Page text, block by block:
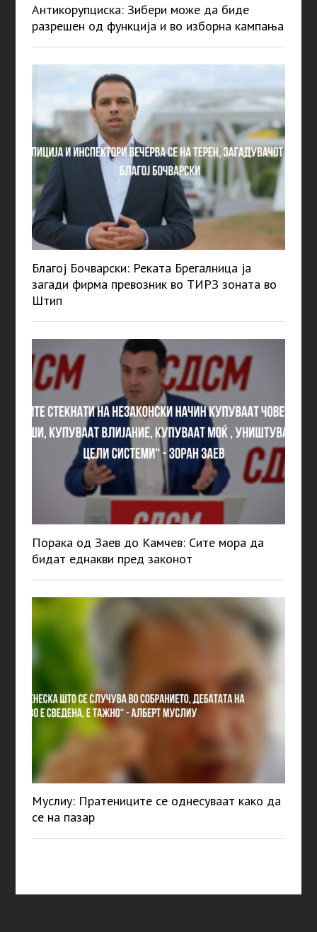
Антикорупциска: Зибери може да биде
разрешен од функција и во изборна кампања
Благој Бочварски: Реката Брегалница ја
загади фирма превозник во ТИРЗ зоната во
Штип
Порака од Заев до Камчев: Сите мора да
бидат еднакви пред законот
Муслиу: Пратениците се однесуваат како да
се на пазар